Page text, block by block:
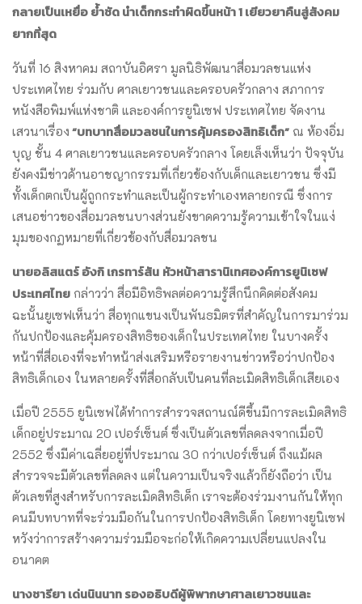
กลายเป็นเหยื่อ ย้ำชัด นำเด็กกระทำผิดขึ้นหน้า 1 เยียวยาคืนสู่สังคม
ยากที่สุด
วันที่ 16 สิงหาคม สถาบันอิศรา มูลนิธิพัฒนาสื่อมวลชนแห่ง
ประเทศไทย ร่วมกับ ศาลเยาวชนและครอบครัวกลาง สภาการ
หนังสือพิมพ์แห่งชาติ และองค์การยูนิเซฟ ประเทศไทย จัดงาน
เสวนาเรื่อง “บทบาทสื่อมวลชนในการคุ้มครองสิทธิเด็ก” ณ ห้องอิ่ม
บุญ ชั้น 4 ศาลเยาวชนและครอบครัวกลาง โดยเล็งเห็นว่า ปัจจุบัน
ยังคงมีข่าวด้านอาชญากรรมที่เกี่ยวข้องกับเด็กและเยาวชน ซึ่งมี
ทั้งเด็กตกเป็นผู้ถูกกระทำและเป็นผู้กระทำเองหลายกรณี ซึ่งการ
เสนอข่าวของสื่อมวลชนบางส่วนยังขาดความรู้ความเข้าใจในแง่
มุมของกฏหมายที่เกี่ยวข้องกับสื่อมวลชน
นายอลิสแตร์ อังกิ เกรทาร์สัน หัวหน้าสารานิเทศองค์การยูนิเซฟ
ประเทศไทย กล่าวว่า สื่อมีอิทธิพลต่อความรู้สึกนึกคิดต่อสังคม
ฉะนั้นยูเซฟเห็นว่า สื่อทุกแขนงเป็นพันธมิตรที่สำคัญในการมาร่วม
กันปกป้องและคุ้มครองสิทธิของเด็กในประเทศไทย ในบางครั้ง
หน้าที่สื่อเองที่จะทำหน้าส่งเสริมหรือรายงานข่าวหรือว่าปกป้อง
สิทธิเด็กเอง ในหลายครั้งที่สื่อกลับเป็นคนที่ละเมิดสิทธิเด็กเสียเอง
เมื่อปี 2555 ยูนิเซฟได้ทำการสำรวจสถานณ์ดีขึ้นมีการละเมิดสิทธิ
เด็กอยู่ประมาณ 20 เปอร์เซ็นต์ ซึ่งเป็นตัวเลขที่ลดลงจากเมื่อปี
2552 ซึ่งมีค่าเฉลี่ยอยู่ที่ประมาณ 30 กว่าเปอร์เซ็นต์ ถึงแม้ผล
สำรวจจะมีตัวเลขที่ลดลง แต่ในความเป็นจริงแล้วก็ยังถือว่า เป็น
ตัวเลขที่สูงสำหรับการละเมิดสิทธิเด็ก เราจะต้องร่วมงานกันให้ทุก
คนมีบทบาทที่จะร่วมมือกันในการปกป้องสิทธิเด็ก โดยทางยูนิเซฟ
หวังว่าการสร้างความร่วมมือจะก่อให้เกิดความเปลี่ยนแปลงใน
อนาคต
นางชารียา เด่นนินนาท รองอธิบดีผู้พิพากษาศาลเยาวชนและ